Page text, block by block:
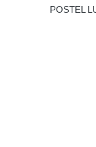
POSTEL